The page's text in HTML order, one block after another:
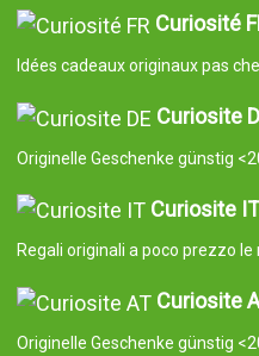
Curiosité
Idées cadeaux originaux pas
Curiosite
Originelle Geschenke günstig
Curiosite IT
Regali originali a poco prezzo
Curiosite
Originelle Geschenke günstig